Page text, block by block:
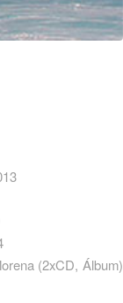
‎(2xCD, Álbum)